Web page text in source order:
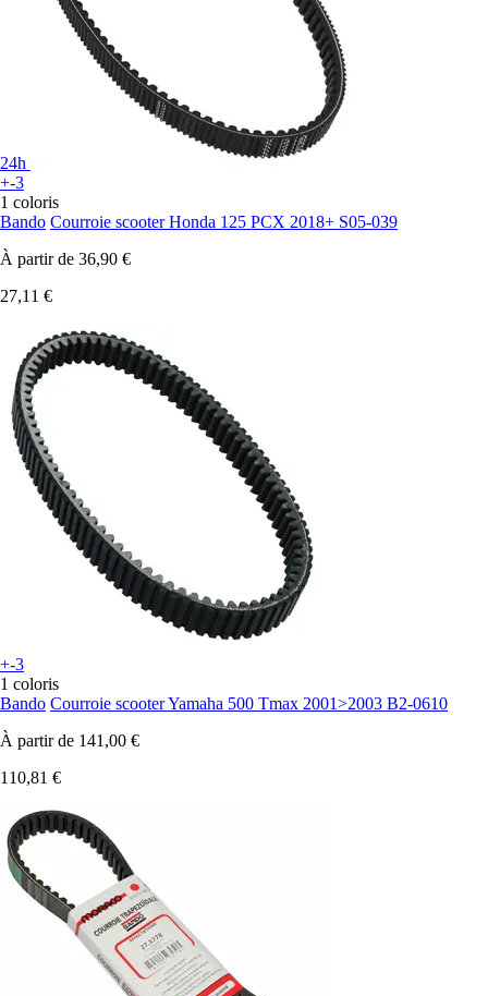
24h
+-3
1 coloris
Bando Courroie scooter Honda 125 PCX 2018+ S05-039
À partir de 36,90 €
27,11 €
+-3
1 coloris
Bando Courroie scooter Yamaha 500 Tmax 2001>2003 B2-0610
À partir de 141,00 €
110,81 €